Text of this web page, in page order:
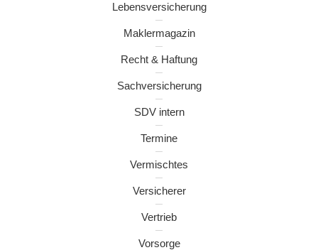
Lebensversicherung
Maklermagazin
Recht & Haftung
Sachversicherung
SDV intern
Termine
Vermischtes
Versicherer
Vertrieb
Vorsorge